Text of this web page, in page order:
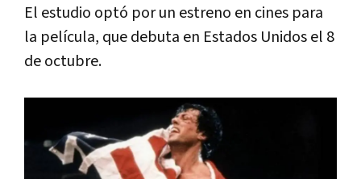
El estudio optó por un estreno en cines para
la película, que debuta en Estados Unidos el 8
de octubre.